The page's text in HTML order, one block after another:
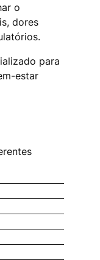
o
dores
para
estar